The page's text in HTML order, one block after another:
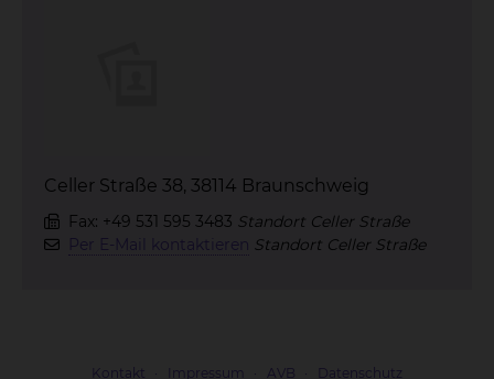
Celler Straße 38, 38114 Braunschweig
Fax: +49 531 595 3483 Standort Celler Straße
Per E-Mail kontaktieren Standort Celler Straße
Kontakt Impressum AVB Datenschutz